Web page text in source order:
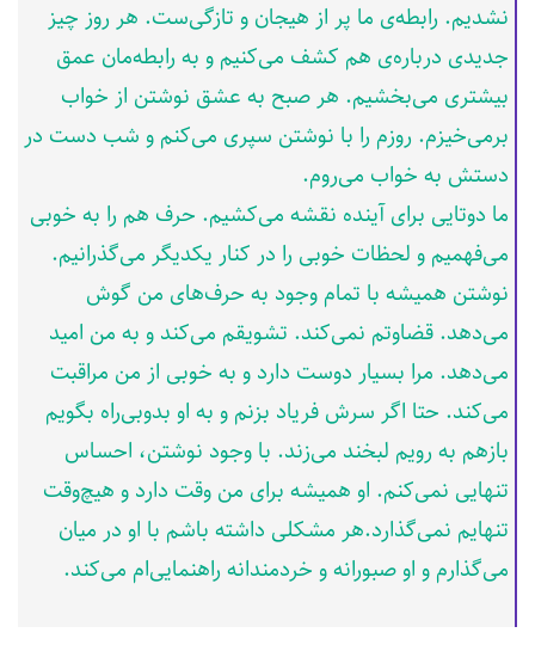
نشدیم. رابطه‌ی ما پر از هیجان و تازگی‌ست. هر روز چیز
جدیدی درباره‌ی هم کشف می‌کنیم و به رابطه‌مان عمق
بیشتری می‌بخشیم. هر صبح به عشق نوشتن از خواب
برمی‌خیزم. روزم را با نوشتن سپری می‌کنم و شب دست در
دستش به خواب می‌روم.
ما دوتایی برای آینده نقشه می‌کشیم. حرف هم را به خوبی
می‌فهمیم و لحظات خوبی را در کنار یکدیگر می‌گذرانیم.
نوشتن همیشه با تمام وجود به حرف‌های من گوش
می‌دهد. قضاوتم نمی‌کند. تشویقم می‌کند و به من امید
می‌دهد. مرا بسیار دوست دارد و به خوبی از من مراقبت
می‌کند. حتا اگر سرش فریاد بزنم و به او بدوبی‌راه بگویم
بازهم به رویم لبخند می‌زند. با وجود نوشتن، احساس
تنهایی نمی‌کنم. او همیشه برای من وقت دارد و هیچ‌وقت
تنهایم نمی‌گذارد.هر مشکلی داشته باشم با او در میان
می‌گذارم و او صبورانه و خردمندانه راهنمایی‌ام می‌کند.